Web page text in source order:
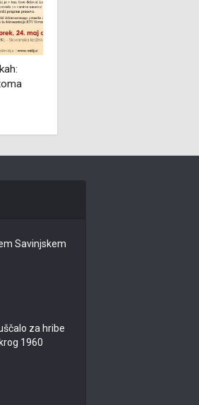
revije
Savinjskem
za hribe
1960